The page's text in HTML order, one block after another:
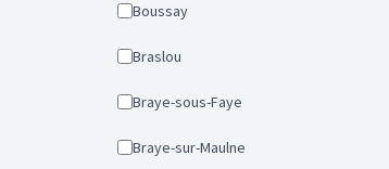
Boussay
Braslou
Braye-sous-Faye
Braye-sur-Maulne